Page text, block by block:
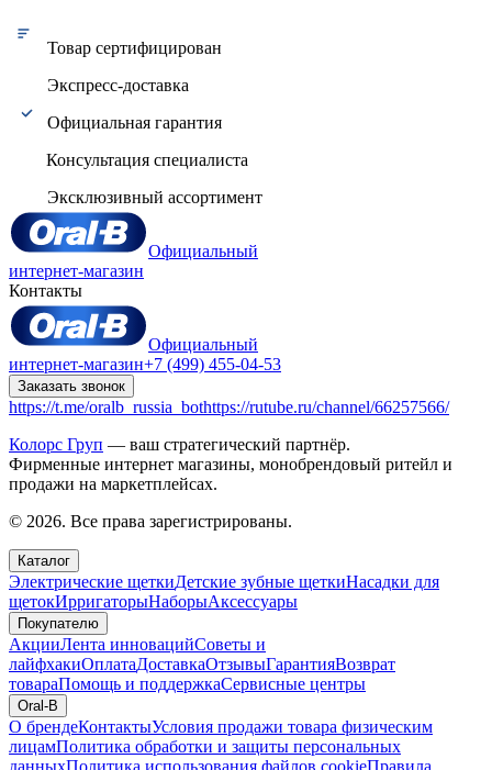
Товар сертифицирован
Экспресс-доставка
Официальная гарантия
Консультация специалиста
Эксклюзивный ассортимент
Официальный
интернет-магазин
Контакты
Официальный
интернет-магазин+7 (499) 455-04-53
Заказать звонок
https://t.me/oralb_russia_bothttps://rutube.ru/channel/66257566/
Колорс Груп — ваш стратегический партнёр.
Фирменные интернет магазины, монобрендовый ритейл и
продажи на маркетплейсах.
© 2026. Все права зарегистрированы.
Каталог
Электрические щеткиДетские зубные щеткиНасадки для
щетокИрригаторыНаборыАксессуары
Покупателю
АкцииЛента инновацийСоветы и
лайфхакиОплатаДоставкаОтзывыГарантияВозврат
товараПомощь и поддержкаСервисные центры
Oral-B
О брендеКонтактыУсловия продажи товара физическим
лицамПолитика обработки и защиты персональных
данныхПолитика использования файлов cookieПравила